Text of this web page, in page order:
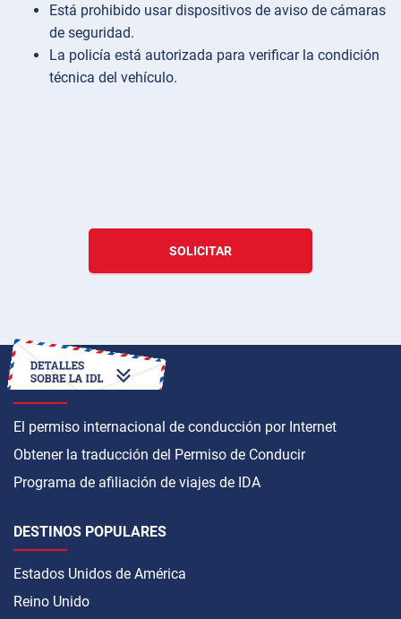
Está prohibido usar dispositivos de aviso de cámaras
de seguridad.
La policía está autorizada para verificar la condición
técnica del vehículo.
SOLICITAR
CÓMO OBTENER
El permiso internacional de conducción por Internet
Obtener la traducción del Permiso de Conducir
Programa de afiliación de viajes de IDA
DESTINOS POPULARES
Estados Unidos de América
Reino Unido